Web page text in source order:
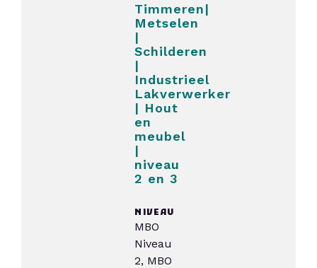
Timmeren|
Metselen
|
Schilderen
|
Industrieel
Lakverwerker
| Hout
en
meubel
|
niveau
2 en 3
NIVEAU
MBO
Niveau
2, MBO